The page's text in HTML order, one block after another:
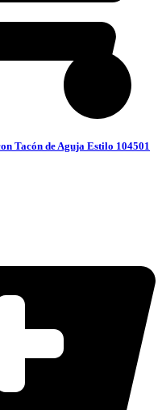
Tacón de Aguja Estilo 104501